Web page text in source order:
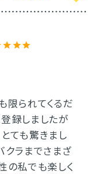
限られてくるだ
録しましたが
ても驚きまし
クラまでさまざ
の私でも楽しく